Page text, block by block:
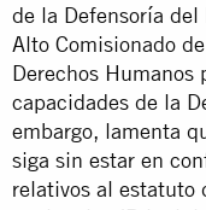
de la Defensoría
Alto Comisionado
Derechos Humanos
capacidades de la
embargo, lamenta
siga sin estar en
relativos al estatuto